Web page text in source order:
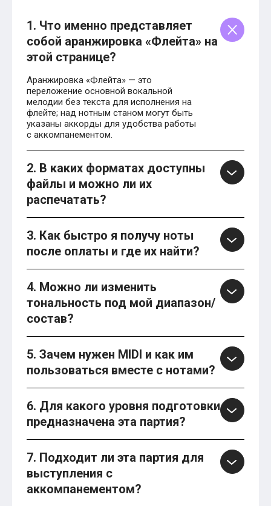
1. Что именно представляет
собой аранжировка «Флейта» на
этой странице?
Аранжировка «Флейта» — это
переложение основной вокальной
мелодии без текста для исполнения на
флейте; над нотным станом могут быть
указаны аккорды для удобства работы
с аккомпанементом.
2. В каких форматах доступны
файлы и можно ли их
распечатать?
3. Как быстро я получу ноты
после оплаты и где их найти?
4. Можно ли изменить
тональность под мой диапазон/
состав?
5. Зачем нужен MIDI и как им
пользоваться вместе с нотами?
6. Для какого уровня подготовки
предназначена эта партия?
7. Подходит ли эта партия для
выступления с
аккомпанементом?